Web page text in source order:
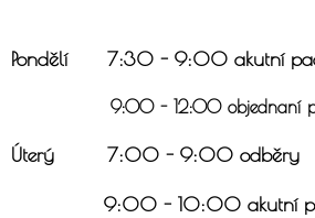
Pondělí 7:30 - 9:00 akutní
9:00 - 12:00 objednaní
Úterý 7:00 - 9:00 odběry
9:00 - 10:00 akutní